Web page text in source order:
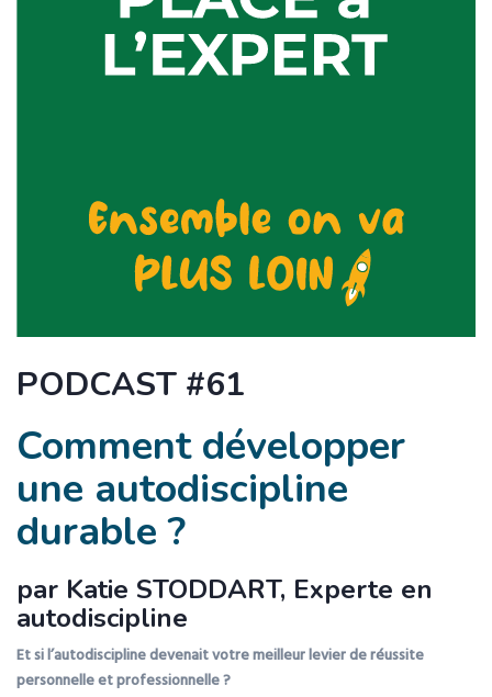
PODCAST #61
Comment développer
une autodiscipline
durable ?
par Katie STODDART, Experte en
autodiscipline
Et si l’autodiscipline devenait votre meilleur levier de réussite
personnelle et professionnelle ?